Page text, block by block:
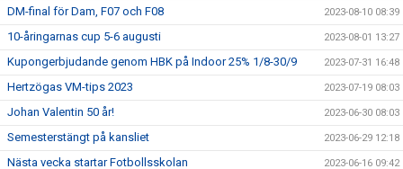
DM-final för Dam, F07 och F08 2023-08-10 08:39
10-åringarnas cup 5-6 augusti 2023-08-01 13:27
Kupongerbjudande genom HBK på Indoor 25% 1/8-30/9 2023-07-31 16:48
Hertzögas VM-tips 2023 2023-07-19 08:03
Johan Valentin 50 år! 2023-06-30 08:03
Semesterstängt på kansliet 2023-06-29 12:18
Nästa vecka startar Fotbollsskolan 2023-06-16 09:42